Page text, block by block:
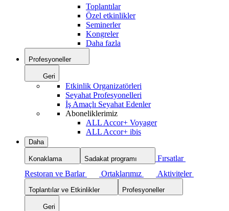
Toplantılar
Özel etkinlikler
Seminerler
Kongreler
Daha fazla
Profesyoneller
Geri
Etkinlik Organizatörleri
Seyahat Profesyonelleri
İş Amaçlı Seyahat Edenler
Aboneliklerimiz
ALL Accor+ Voyager
ALL Accor+ ibis
Daha
Konaklama Sadakat programı
Fırsatlar
Restoran ve Barlar
Ortaklarımız Aktiviteler
Toplantılar ve Etkinlikler Profesyoneller
Geri